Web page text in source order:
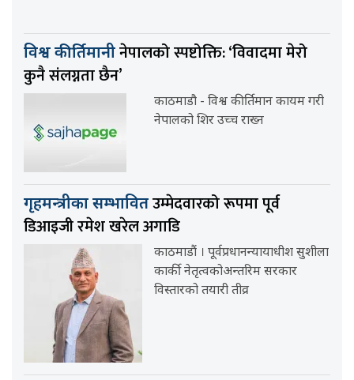
विश्व कीर्तिमानीनेपालको स्पष्टोक्ति: ‘विवादमा मेरो
कुनै संलग्नता छैन’
काठमाडौ - विश्व कीर्तिमान कायम गरी
नेपालको शिर उच्च राख्न
गृहमन्त्रीका सम्भावितउम्मेदवारको रूपमा पूर्व
डिआइजी रमेश खरेल अगाडि
काठमाडौं । पूर्वप्रधानन्यायाधीश सुशीला
कार्की नेतृत्वकोअन्तरिम सरकार
विस्तारको तयारी तीव्र